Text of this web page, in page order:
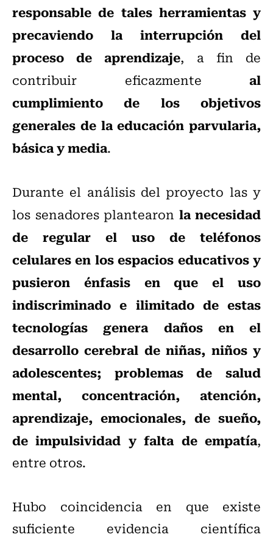
responsable de tales herramientas y
precaviendo la interrupción del
proceso de aprendizaje, a fin de
contribuir eficazmente al
cumplimiento de los objetivos
generales de la educación parvularia,
básica y media.
Durante el análisis del proyecto las y
los senadores plantearon la necesidad
de regular el uso de teléfonos
celulares en los espacios educativos y
pusieron énfasis en que el uso
indiscriminado e ilimitado de estas
tecnologías genera daños en el
desarrollo cerebral de niñas, niños y
adolescentes; problemas de salud
mental, concentración, atención,
aprendizaje, emocionales, de sueño,
de impulsividad y falta de empatía,
entre otros.
Hubo coincidencia en que existe
suficiente evidencia científica